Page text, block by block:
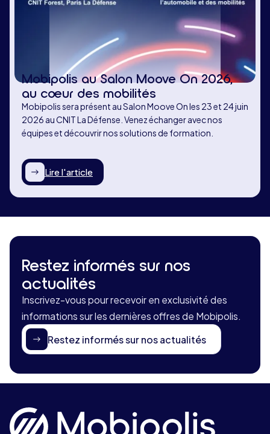
Mobipolis au Salon Moove On 2026,
au cœur des mobilités
Mobipolis sera présent au Salon Moove On les 23 et 24 juin
2026 au CNIT La Défense. Venez échanger avec nos
équipes et découvrir nos solutions de formation.
Lire l'article
Restez informés sur nos
actualités
Inscrivez-vous pour recevoir en exclusivité des
informations sur les dernières offres de Mobipolis.
Restez informés sur nos actualités